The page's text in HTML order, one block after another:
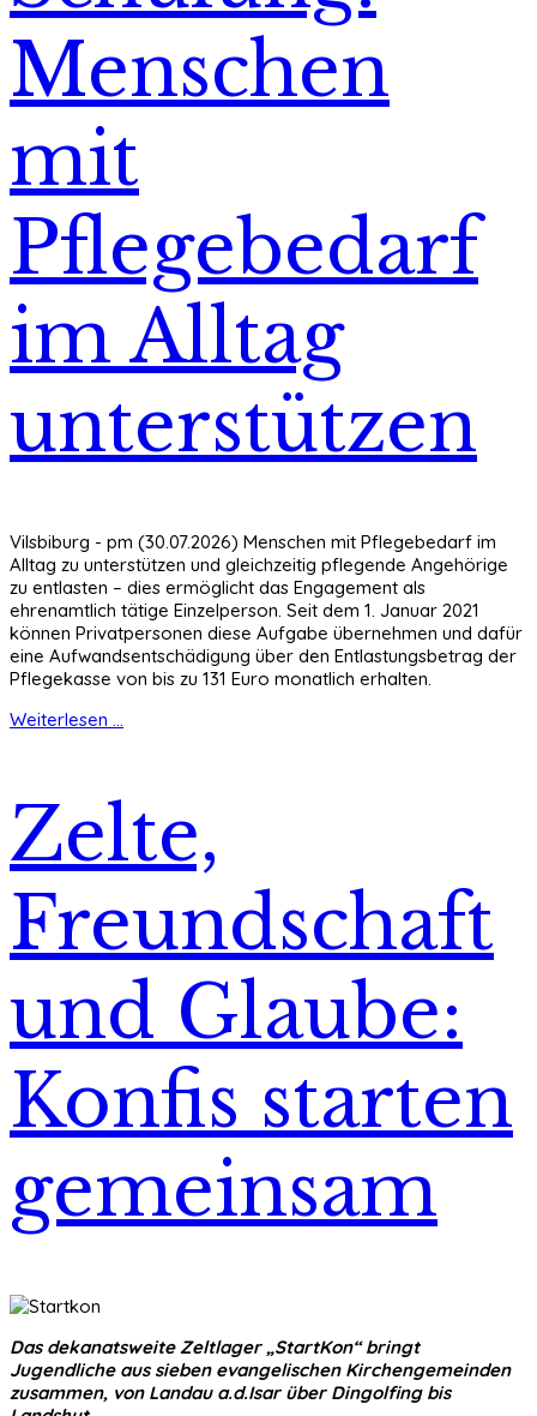
Menschen
mit
Pflegebedarf
im Alltag
unterstützen
Vilsbiburg - pm (30.07.2026) Menschen mit Pflegebedarf im
Alltag zu unterstützen und gleichzeitig pflegende Angehörige
zu entlasten – dies ermöglicht das Engagement als
ehrenamtlich tätige Einzelperson. Seit dem 1. Januar 2021
können Privatpersonen diese Aufgabe übernehmen und dafür
eine Aufwandsentschädigung über den Entlastungsbetrag der
Pflegekasse von bis zu 131 Euro monatlich erhalten.
Weiterlesen ...
Zelte,
Freundschaft
und Glaube:
Konfis starten
gemeinsam
Das dekanatsweite Zeltlager „StartKon“ bringt
Jugendliche aus sieben evangelischen Kirchengemeinden
zusammen, von Landau a.d.Isar über Dingolfing bis